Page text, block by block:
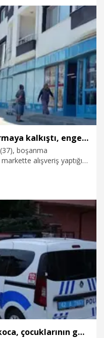
Eşini markette tüfekle vurmaya kalkıştı, engellenince bıçakladı
boşanma
alışveriş yaptığı
alındı.
Uzaklaştırma kararı olan koca, çocuklarının gözü önünde eşini boynundan bıçakladı